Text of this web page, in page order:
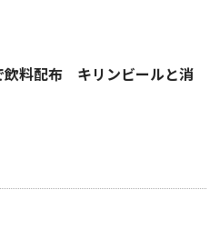
飲料配布 キリンビールと消